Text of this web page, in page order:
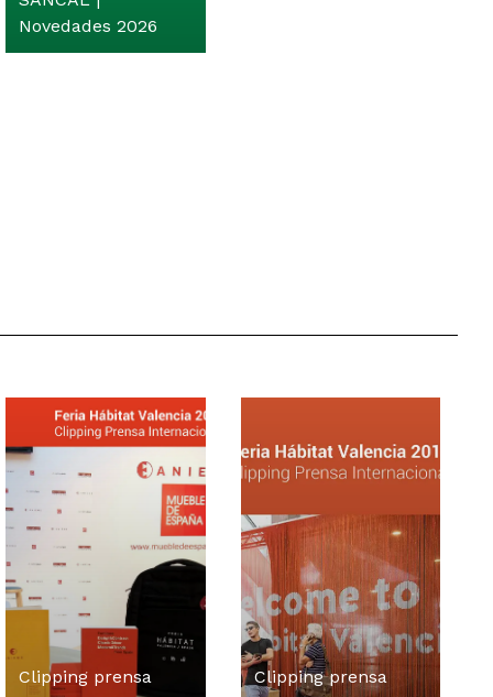
Novedades 2026
Clipping prensa
Clipping prensa